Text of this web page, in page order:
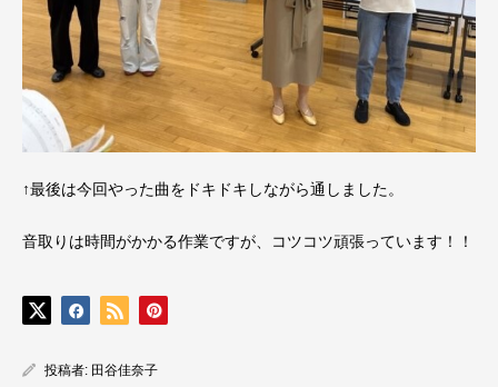
↑最後は今回やった曲をドキドキしながら通しました。
音取りは時間がかかる作業ですが、コツコツ頑張っています！！
投稿者: 田谷佳奈子